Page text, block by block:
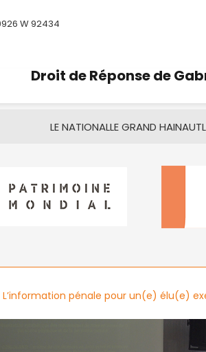
W 92434
Droit de Réponse de
LE NATIONALLE GRAND HAINAUT
pénale pour un(e) élu(e)